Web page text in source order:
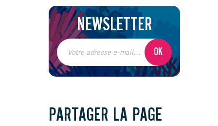
NEWSLETTER
PARTAGER LA PAGE